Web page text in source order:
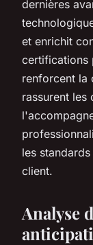
dernières
et enrichit
certifications
renforcent la
rassurent les
les
client.
Analyse